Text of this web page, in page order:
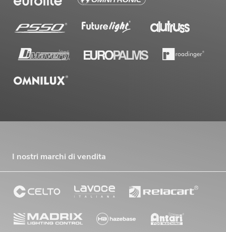
I nostri marchi di vendita